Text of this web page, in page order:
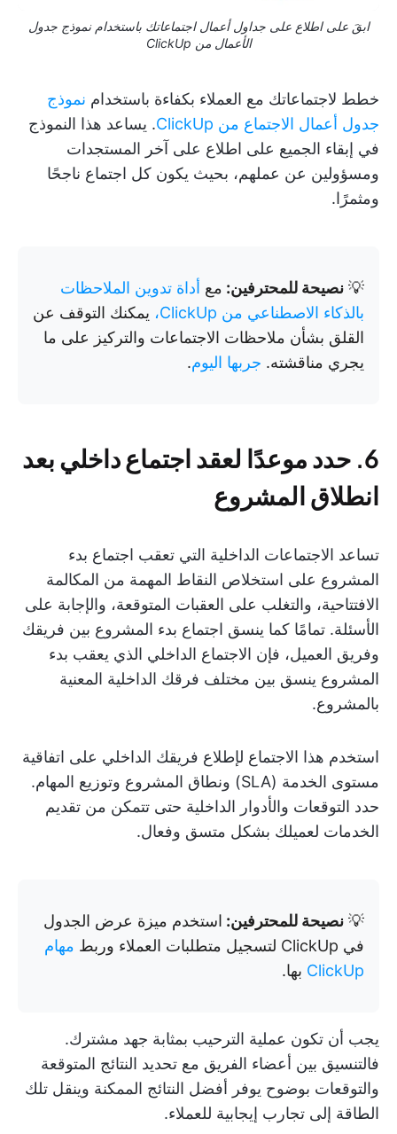
ابقَ على اطلاع على جداول أعمال اجتماعاتك باستخدام نموذج جدول
الأعمال من ClickUp
خطط لاجتماعاتك مع العملاء بكفاءة باستخدام نموذج
جدول أعمال الاجتماع من ClickUp
. يساعد هذا النموذج
في إبقاء الجميع على اطلاع على آخر المستجدات
ومسؤولين عن عملهم، بحيث يكون كل اجتماع ناجحًا
ومثمرًا.
💡 نصيحة للمحترفين: مع أداة تدوين الملاحظات
بالذكاء الاصطناعي من ClickUp،
يمكنك التوقف عن
القلق بشأن ملاحظات الاجتماعات والتركيز على ما
يجري مناقشته. جربها اليوم.
6. حدد موعدًا لعقد اجتماع داخلي بعد
انطلاق المشروع
تساعد الاجتماعات الداخلية التي تعقب اجتماع بدء
المشروع على استخلاص النقاط المهمة من المكالمة
الافتتاحية، والتغلب على العقبات المتوقعة، والإجابة على
الأسئلة. تمامًا كما ينسق اجتماع بدء المشروع بين فريقك
وفريق العميل، فإن الاجتماع الداخلي الذي يعقب بدء
المشروع ينسق بين مختلف فرقك الداخلية المعنية
بالمشروع.
استخدم هذا الاجتماع لإطلاع فريقك الداخلي على اتفاقية
مستوى الخدمة (SLA) ونطاق المشروع وتوزيع المهام.
حدد التوقعات والأدوار الداخلية حتى تتمكن من تقديم
الخدمات لعميلك بشكل متسق وفعال.
💡 نصيحة للمحترفين: استخدم ميزة عرض الجدول
في ClickUp لتسجيل متطلبات العملاء وربط
مهام
ClickUp بها.
يجب أن تكون عملية الترحيب بمثابة جهد مشترك.
فالتنسيق بين أعضاء الفريق مع تحديد النتائج المتوقعة
والتوقعات بوضوح يوفر أفضل النتائج الممكنة وينقل تلك
الطاقة إلى تجارب إيجابية للعملاء.